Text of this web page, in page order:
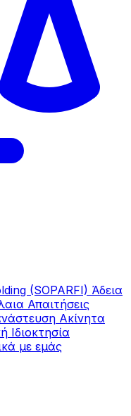
(SOPARFI) Άδεια
Απαιτήσεις
Ακίνητα
Ιδιοκτησία
με εμάς